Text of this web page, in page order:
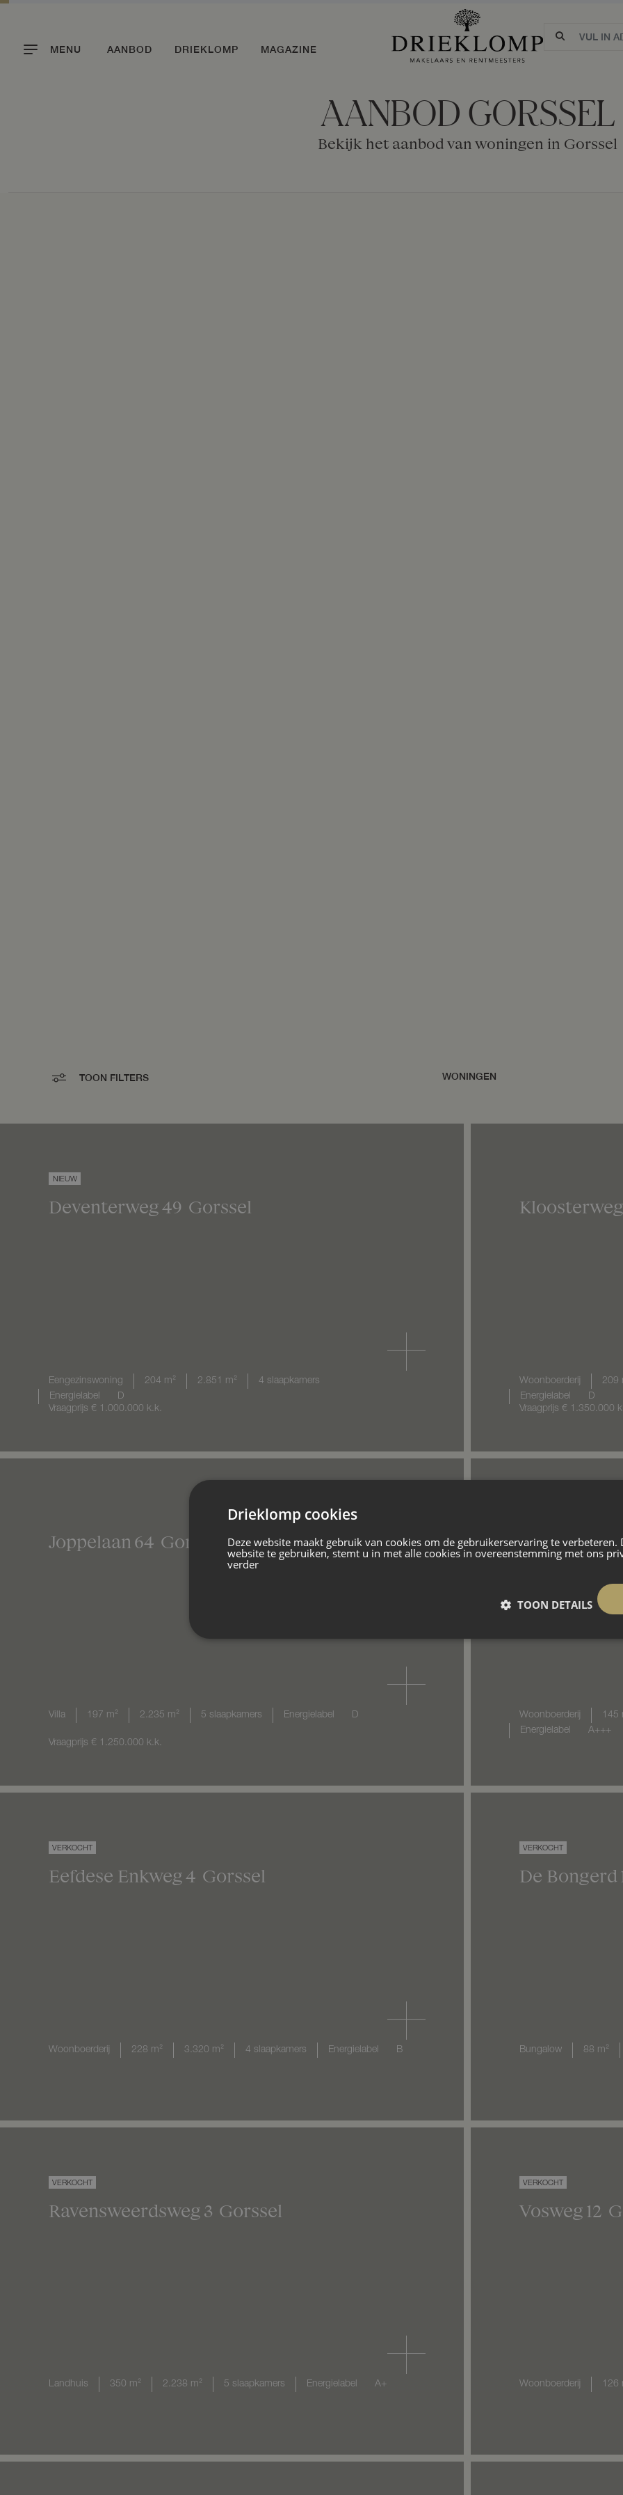
MENU AANBOD DRIEKLOMP MAGAZINE
AANBOD GORSSEL
Bekijk het aanbod van woningen in Gorssel
TOON FILTERS
NIEUW
Deventerweg49 Gorssel
Vraagprijs € 1.000.000 k.k.
Eengezinswoning 204 m² 2.851 m²
4 slaapkamers
Energielabel
D
Kloosterweg
Vraagprijs € 1.350.000
Woonboerderij 209
Energielabel
D
Joppelaan 64 Gorssel
Vraagprijs € 1.250.000 k.k.
Villa 197 m² 2.235 m² 5 slaapkamers Energielabel D Woonboerderij 145
Energielabel
A+++
VERKOCHT
Eefdese Enkweg4 Gorssel
Woonboerderij 228 m² 3.320 m² 4 slaapkamers Energielabel B
VERKOCHT
De Bongerd
Bungalow 88 m²
VERKOCHT
Ravensweerdsweg 3 Gorssel
Landhuis 350 m² 2.238 m² 5 slaapkamers Energielabel A+
VERKOCHT
Vosweg 12
Woonboerderij 126
Drieklomp cookies
Deze website maakt gebruik van cookies om de gebruikerservaring te verbeteren.
website te gebruiken, stemt u in met alle cookies in overeenstemming met ons
verder
TOON DETAILS